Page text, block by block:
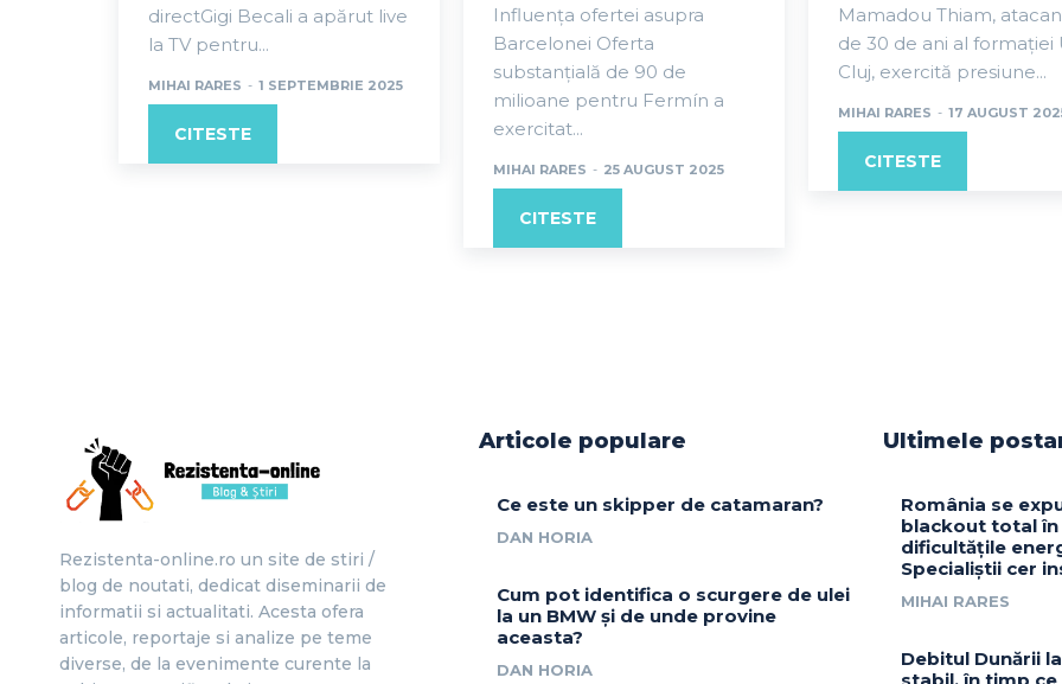
directGigi Becali a apărut live
la TV pentru...
MIHAI RARES - 1 SEPTEMBRIE 2025
CITESTE
Influența ofertei asupra
Barcelonei Oferta
substanțială de 90 de
milioane pentru Fermín a
exercitat...
MIHAI RARES - 25 AUGUST 2025
CITESTE
Mamadou Thiam,
de 30 de ani al formației
Cluj, exercită presiune...
MIHAI RARES - 17 AUGUST
CITESTE
Rezistenta-online.ro un site de stiri /
blog de noutati, dedicat diseminarii de
informatii si actualitati. Acesta ofera
articole, reportaje si analize pe teme
diverse, de la evenimente curente la
Articole populare
Ce este un skipper de catamaran?
DAN HORIA
Cum pot identifica o scurgere de ulei
la un BMW și de unde provine
aceasta?
DAN HORIA
Ultimele
România se
blackout total în
dificultățile
Specialiștii cer
MIHAI RARES
Debitul Dunării
stabil, în timp ce